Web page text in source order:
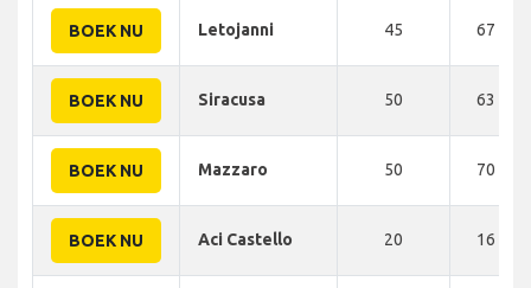
BOEK NU Letojanni 45 67 KM
BOEK NU Siracusa 50 63 KM
BOEK NU Mazzaro 50 70 KM
BOEK NU Aci Castello 20 16 KM